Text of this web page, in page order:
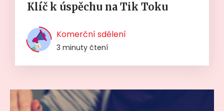
Klíč k úspěchu na Tik Toku
Komerční sdělení
3 minuty čtení